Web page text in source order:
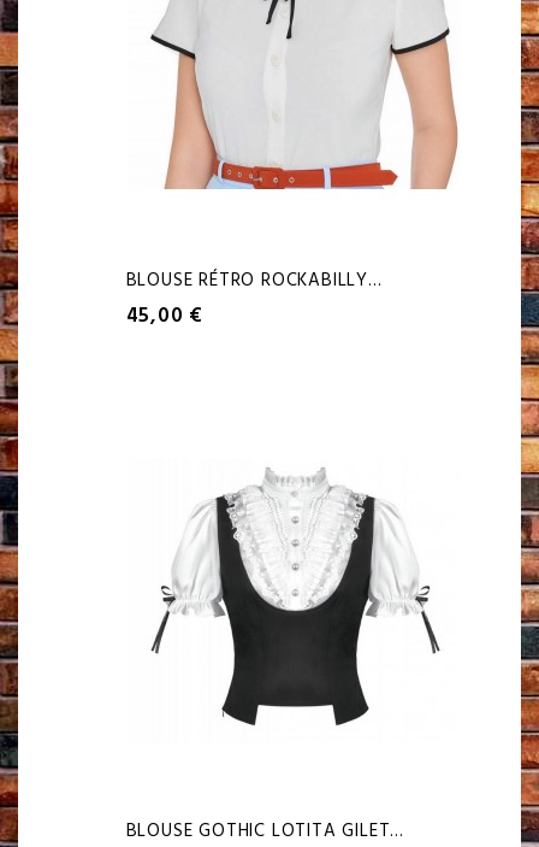
BLOUSE RÉTRO ROCKABILLY...
45,00 €
BLOUSE GOTHIC LOTITA GILET...